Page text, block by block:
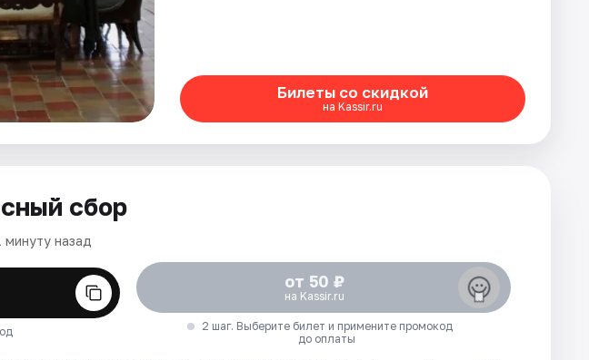
Билеты со скидкой
на Kassir.ru
сбор
назад
от 50 ₽
на Kassir.ru
2 шаг. Выберите билет и примените промокод
до оплаты